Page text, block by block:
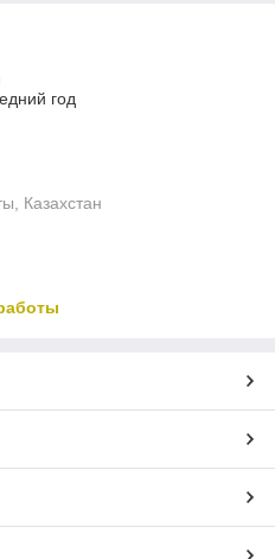
год
Казахстан